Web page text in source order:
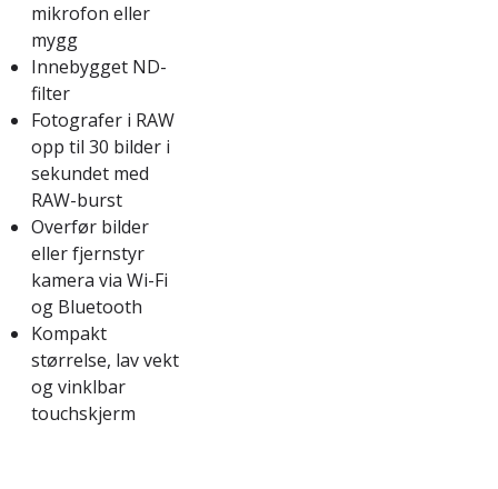
mikrofon eller
mygg
Innebygget ND-
filter
Fotografer i RAW
opp til 30 bilder i
sekundet med
RAW-burst
Overfør bilder
eller fjernstyr
kamera via Wi-Fi
og Bluetooth
Kompakt
størrelse, lav vekt
og vinklbar
touchskjerm